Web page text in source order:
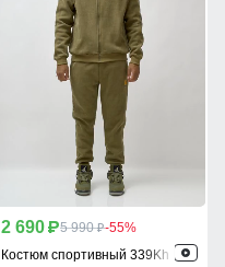
2 690 p5 990 p-55%
Костюм спортивный 339Kh